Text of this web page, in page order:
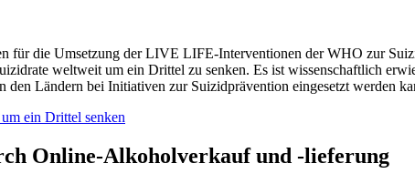
für die Umsetzung der LIVE LIFE-Interventionen der WHO zur
weltweit um ein Drittel zu senken. Es ist wissenschaftlich
Ländern bei Initiativen zur Suizidprävention eingesetzt werden
ein Drittel senken
Online-Alkoholverkauf und ‑lieferung